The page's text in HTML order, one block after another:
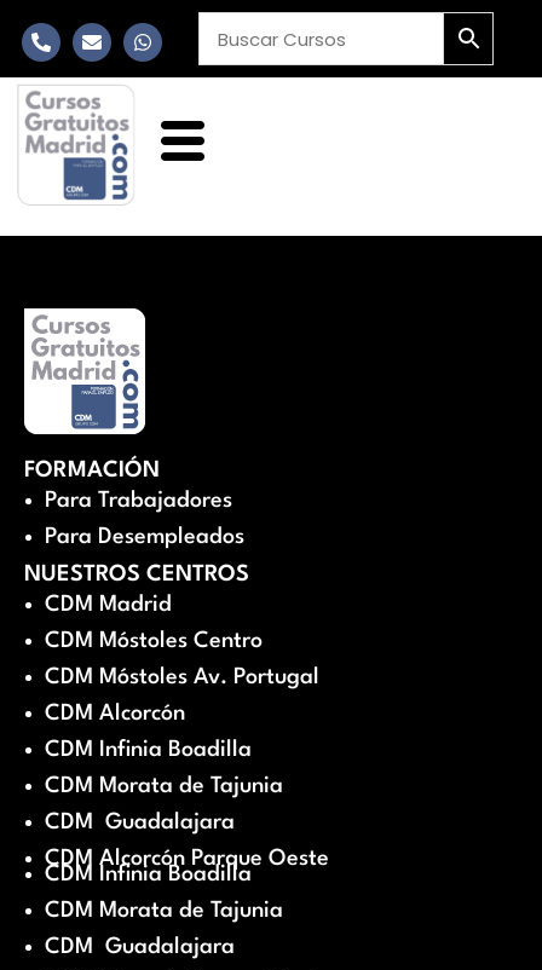
FORMACIÓN
Para Trabajadores
Para Desempleados
NUESTROS CENTROS
CDM Madrid
CDM Móstoles Centro
CDM Móstoles Av. Portugal
CDM Alcorcón
CDM Infinia Boadilla
CDM Morata de Tajunia
CDM Guadalajara
CDM Alcorcón Parque Oeste
CDM Infinia Boadilla
CDM Morata de Tajunia
CDM Guadalajara